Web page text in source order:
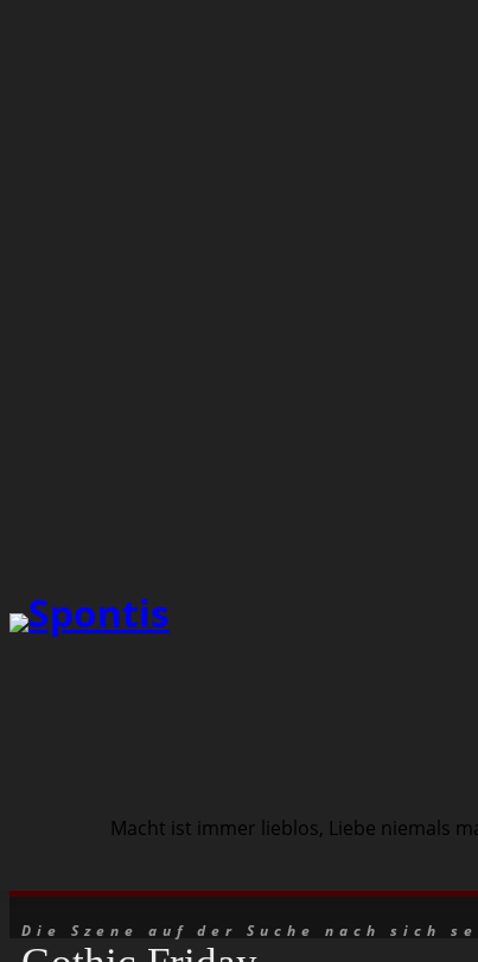
Macht ist immer lieblos, Liebe niemals
Die Szene auf der Suche nach sich